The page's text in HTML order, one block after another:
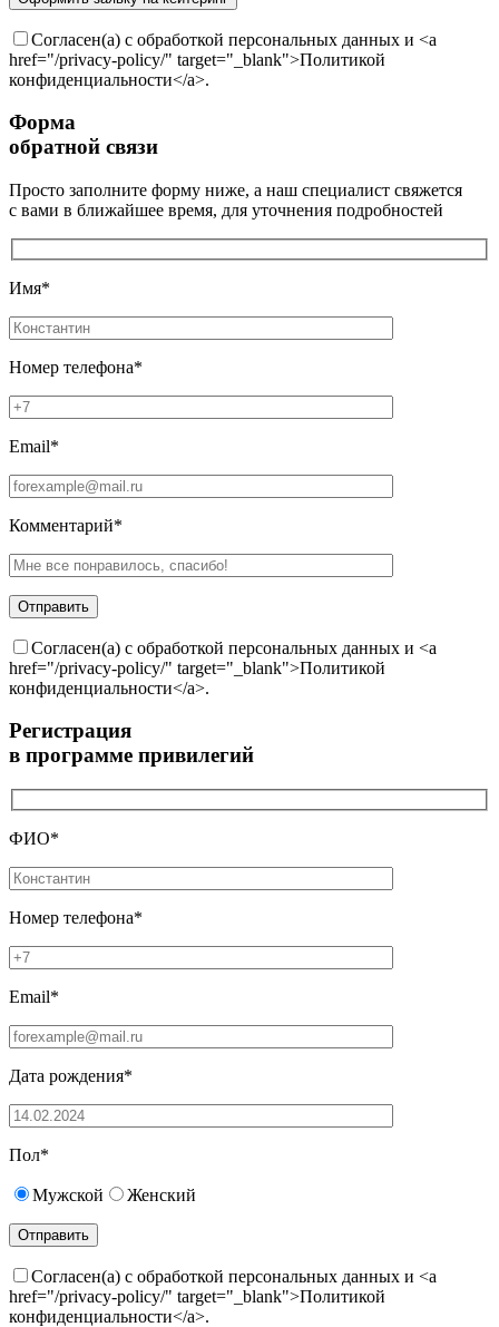
Согласен(а) с обработкой персональных данных и <a
href="/privacy-policy/" target="_blank">Политикой
конфиденциальности</a>.
Форма
обратной связи
Просто заполните форму ниже, а наш специалист свяжется
с вами в ближайшее время, для уточнения подробностей
Имя*
Номер телефона*
Email*
Комментарий*
Согласен(а) с обработкой персональных данных и <a
href="/privacy-policy/" target="_blank">Политикой
конфиденциальности</a>.
Регистрация
в программе привилегий
ФИО*
Номер телефона*
Email*
Дата рождения*
Пол*
Мужской Женский
Согласен(а) с обработкой персональных данных и <a
href="/privacy-policy/" target="_blank">Политикой
конфиденциальности</a>.